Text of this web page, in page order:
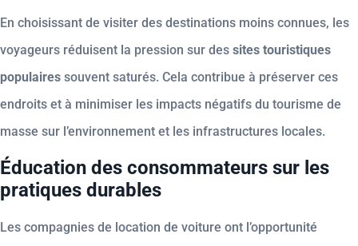
En choisissant de visiter des destinations moins connues, les
voyageurs réduisent la pression sur des sites touristiques
populaires souvent saturés. Cela contribue à préserver ces
endroits et à minimiser les impacts négatifs du tourisme de
masse sur l’environnement et les infrastructures locales.
Éducation des consommateurs sur les
pratiques durables
Les compagnies de location de voiture ont l’opportunité